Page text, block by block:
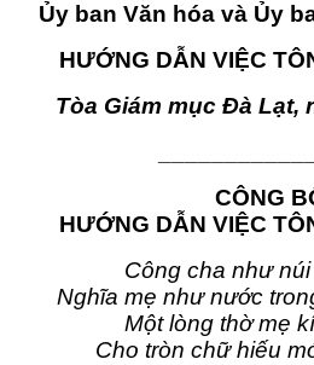
Ủy ban Văn hóa và Ủy
HƯỚNG DẪN VIỆC
Tòa Giám mục Đà Lạt,
CÔNG
HƯỚNG DẪN VIỆC
Công cha như
Nghĩa mẹ như nước
Một lòng thờ mẹ
Cho tròn chữ hiếu